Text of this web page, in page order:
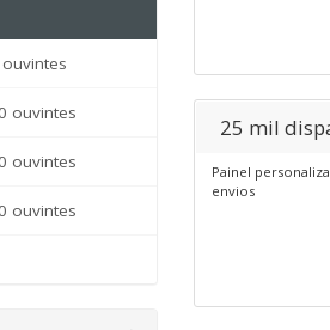
ouvintes
ouvintes
ouvintes
ouvintes
25 mil
Painel
envios